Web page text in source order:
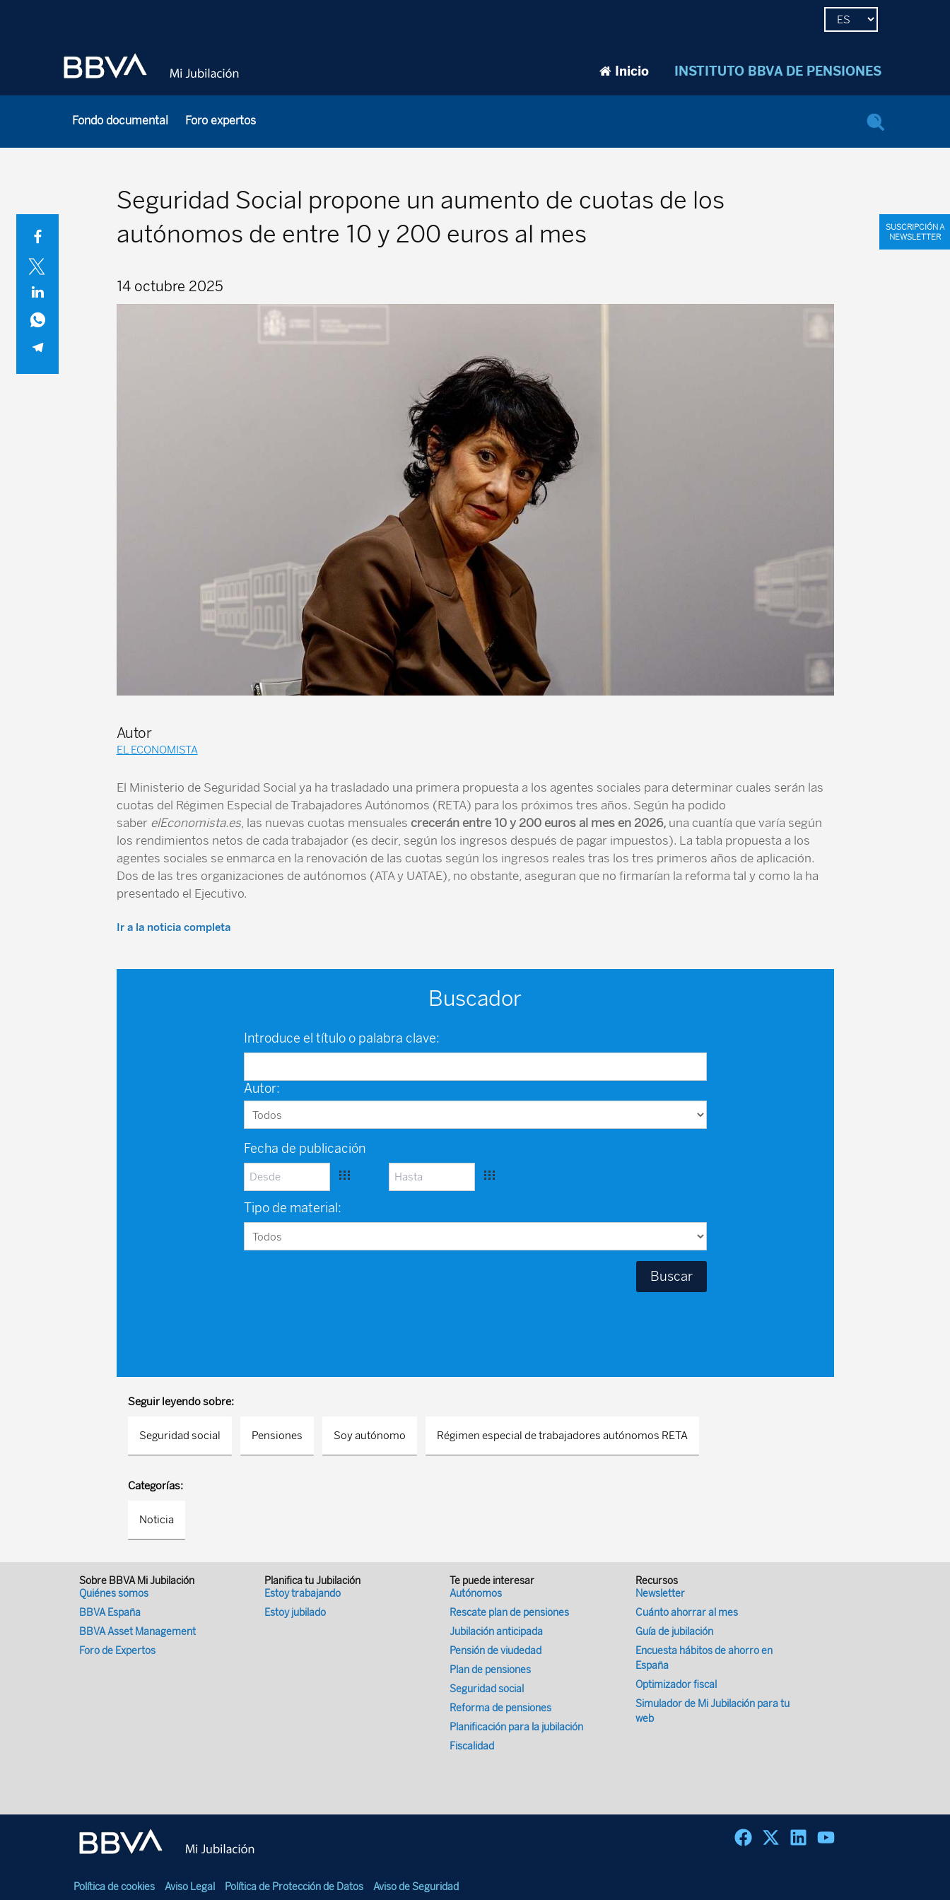
Inicio INSTITUTO BBVA DE PENSIONES
Fondo documental Foro expertos
Seguridad Social propone un aumento de cuotas de los
autónomos de entre 10 y 200 euros al mes
14 octubre 2025
Autor
EL ECONOMISTA
El Ministerio de Seguridad Social ya ha trasladado una primera propuesta a los agentes sociales para determinar cuales serán las
cuotas del Régimen Especial de Trabajadores Autónomos (RETA) para los próximos tres años. Según ha podido
saber elEconomista.es, las nuevas cuotas mensuales crecerán entre 10 y 200 euros al mes en 2026, una cuantía que varía según
los rendimientos netos de cada trabajador (es decir, según los ingresos después de pagar impuestos). La tabla propuesta a los
agentes sociales se enmarca en la renovación de las cuotas según los ingresos reales tras los tres primeros años de aplicación.
Dos de las tres organizaciones de autónomos (ATA y UATAE), no obstante, aseguran que no firmarían la reforma tal y como la ha
presentado el Ejecutivo.
Ir a la noticia completa
Buscador
Introduce el título o palabra clave:
Autor:
Fecha de publicación
Tipo de material:
Seguir leyendo sobre:
Seguridad social Pensiones Soy autónomo Régimen especial de trabajadores autónomos RETA
Categorías:
Noticia
SUSCRIPCIÓN A
NEWSLETTER
Sobre BBVA Mi Jubilación
Quiénes somos
BBVA España
BBVA Asset Management
Foro de Expertos
Planifica tu Jubilación
Estoy trabajando
Estoy jubilado
Te puede interesar
Autónomos
Rescate plan de pensiones
Jubilación anticipada
Pensión de viudedad
Plan de pensiones
Seguridad social
Reforma de pensiones
Planificación para la jubilación
Fiscalidad
Recursos
Newsletter
Cuánto ahorrar al mes
Guía de jubilación
Encuesta hábitos de ahorro en
España
Optimizador fiscal
Simulador de Mi Jubilación para tu
web
Política de cookies Aviso Legal Política de Protección de Datos Aviso de Seguridad